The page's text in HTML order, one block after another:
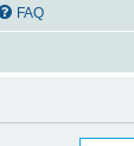
FAQ